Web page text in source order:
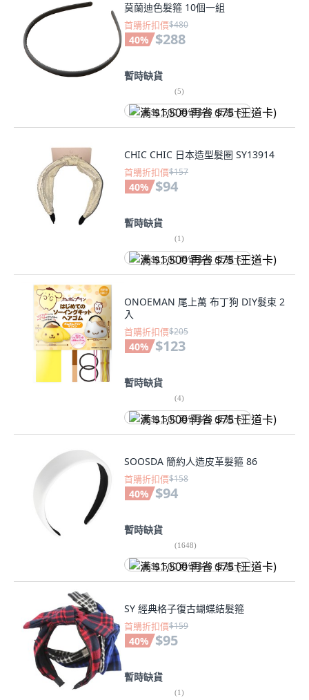
莫蘭迪色髮箍 10個一組
首購折扣價$480
40% $288
暫時缺貨
(5)
满 $1,500 再省 $75 (王道卡)
CHIC CHIC 日本造型髮圈 SY13914
首購折扣價$157
40% $94
暫時缺貨
(1)
满 $1,500 再省 $75 (王道卡)
ONOEMAN 尾上萬 布丁狗 DIY髮束 2
入
首購折扣價$205
40% $123
暫時缺貨
(4)
满 $1,500 再省 $75 (王道卡)
SOOSDA 簡約人造皮革髮箍 86
首購折扣價$158
40% $94
暫時缺貨
(1648)
满 $1,500 再省 $75 (王道卡)
SY 經典格子復古蝴蝶結髮箍
首購折扣價$159
40% $95
暫時缺貨
(1)